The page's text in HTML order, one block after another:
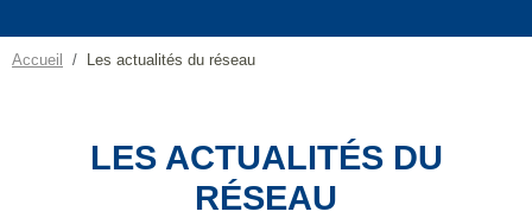
Accueil Les actualités du réseau
LES ACTUALITÉS DU
RÉSEAU